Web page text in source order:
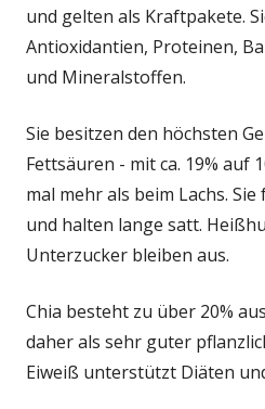
und gelten als Kraftpakete.
Antioxidantien, Proteinen,
und Mineralstoffen.
Sie besitzen den höchsten
Fettsäuren - mit ca. 19% auf
mal mehr als beim Lachs.
und halten lange satt.
Unterzucker bleiben aus.
Chia besteht zu über 20%
daher als sehr guter
Eiweiß unterstützt Diäten